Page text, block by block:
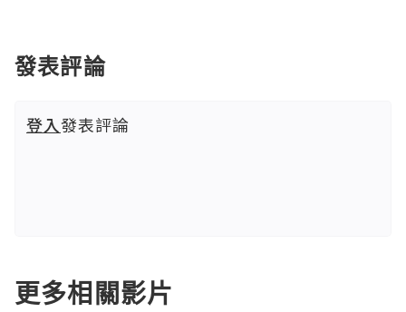
發表評論
登入發表評論
更多相關影片